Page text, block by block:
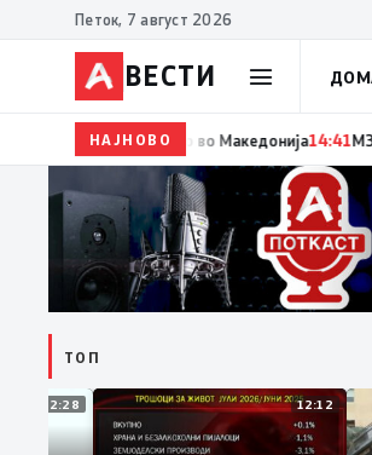
Петок, 7 август 2026
ВЕСТИ
НАЈНОВО14:42Момче тешко
ТОП
12:28 12:12